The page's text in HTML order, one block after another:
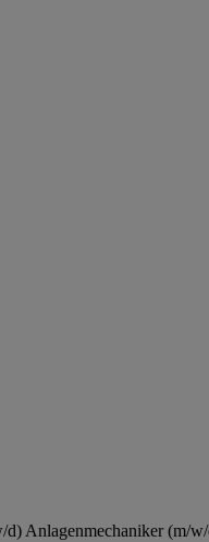
Anlagenmechaniker (m/